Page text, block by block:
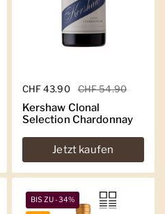
Regulärer Preis
CHF 43.90 Sale-Preis
CHF 54.90
Kershaw Clonal
Selection Chardonnay
Jetzt kaufen
BIS ZU -34%